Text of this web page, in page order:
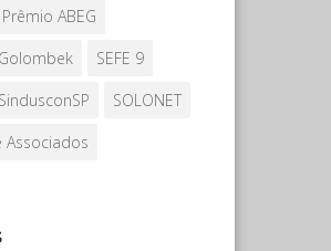
Prêmio ABEG
SEFE 9
SindusconSP
SOLONET
Associados